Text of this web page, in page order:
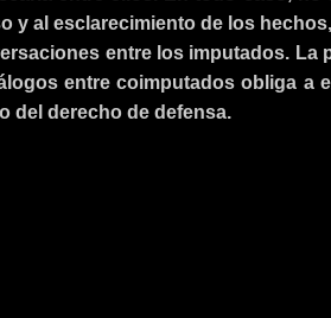
y al esclarecimiento de los hechos,
entre los imputados. La
entre coimputados obliga a
del derecho de defensa.